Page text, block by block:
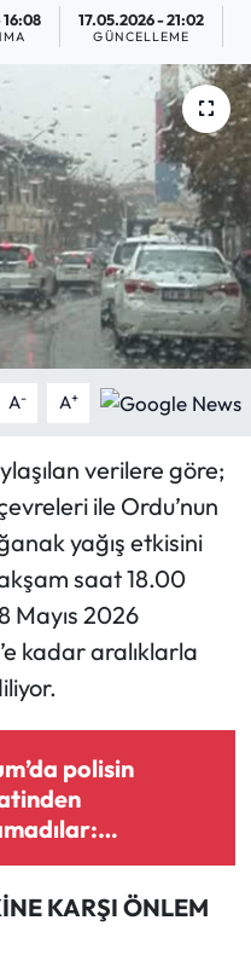
16:08 17.05.2026 - 21:02
GÜNCELLEME
A- A+
verilere göre;
ile Ordu’nun
yağış etkisini
saat 18.00
Mayıs 2026
kadar aralıklarla
polisin
kaçan 19 kişi
sonu
KARŞI ÖNLEM